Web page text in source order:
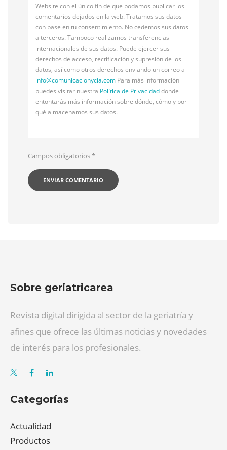
Website con el único fin de que podamos publicar los
comentarios dejados en la web. Tratamos sus datos
con base en tu consentimiento. No cedemos sus datos
a terceros. Tampoco realizamos transferencias
internacionales de sus datos. Puede ejercer sus
derechos de acceso, rectificación y supresión de los
datos, así como otros derechos enviando un correo a
info@comunicacionycia.com Para más información
puedes visitar nuestra Política de Privacidaddonde
entontarás más información sobre dónde, cómo y por
qué almacenamos sus datos.
Campos obligatorios*
Sobre geriatricarea
Revista digital dirigida al sector de la geriatría y
afines que ofrece las últimas noticias y novedades
de interés para los profesionales.
Categorías
Actualidad
Productos